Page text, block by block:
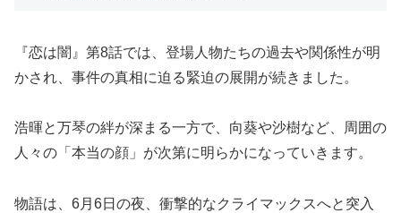
『恋は闇』第8話では、登場人物たちの過去や関係性が明
かされ、事件の真相に迫る緊迫の展開が続きました。
浩暉と万琴の絆が深まる一方で、向葵や沙樹など、周囲の
人々の「本当の顔」が次第に明らかになっていきます。
物語は、6月6日の夜、衝撃的なクライマックスへと突入